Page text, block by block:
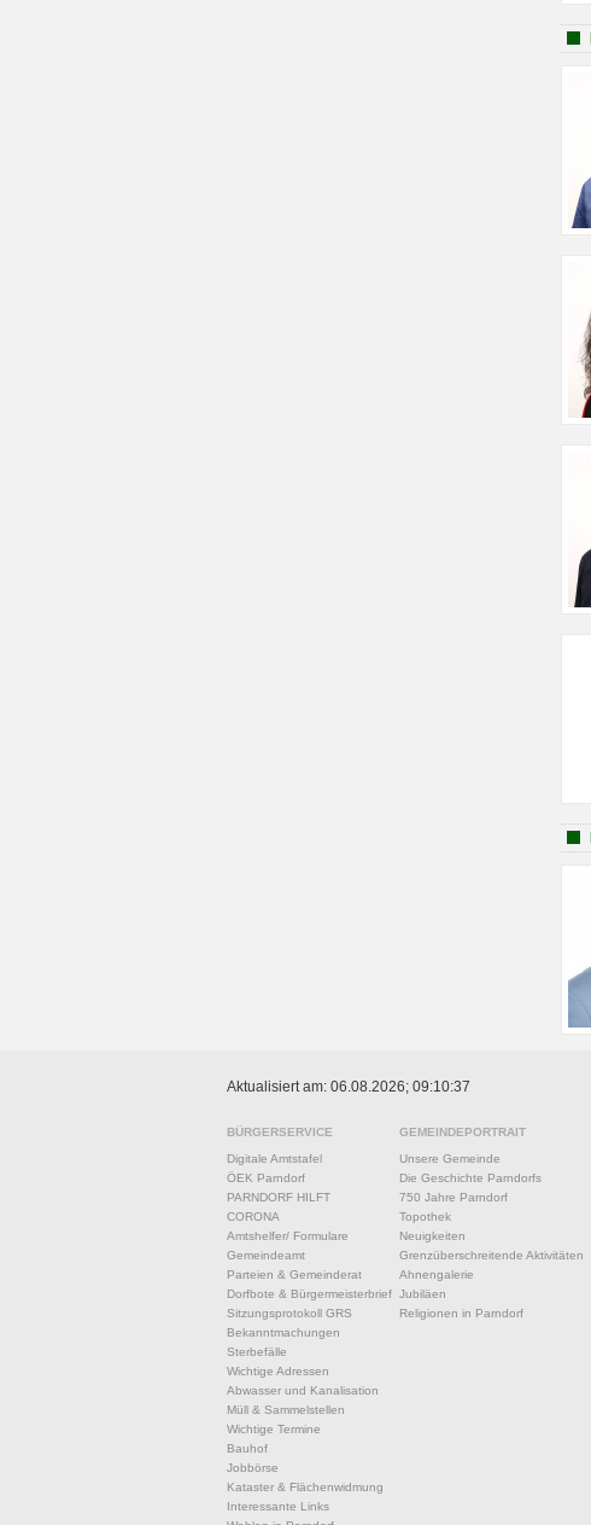
Aktualisiert am: 06.08.2026; 09:10:37
BÜRGERSERVICE
Digitale Amtstafel
ÖEK Parndorf
PARNDORF HILFT
CORONA
Amtshelfer/ Formulare
Gemeindeamt
Parteien & Gemeinderat
Dorfbote & Bürgermeisterbrief
Sitzungsprotokoll GRS
Bekanntmachungen
Sterbefälle
Wichtige Adressen
Abwasser und Kanalisation
Müll & Sammelstellen
Wichtige Termine
Bauhof
Jobbörse
Kataster & Flächenwidmung
Interessante Links
GEMEINDEPORTRAIT
Unsere Gemeinde
Die Geschichte Parndorfs
750 Jahre Parndorf
Topothek
Neuigkeiten
Grenzüberschreitende Aktivitäten
Ahnengalerie
Jubiläen
Religionen in Parndorf